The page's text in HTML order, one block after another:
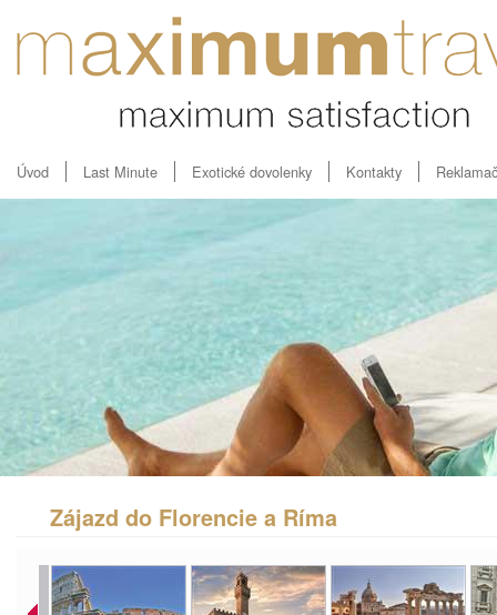
Úvod Last Minute Exotické dovolenky Kontakty
Zájazd do Florencie a Ríma